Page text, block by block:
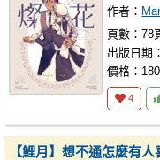
作者：
頁數：78
出版日期
價格：
4
【鯉月】想不通怎麼有人